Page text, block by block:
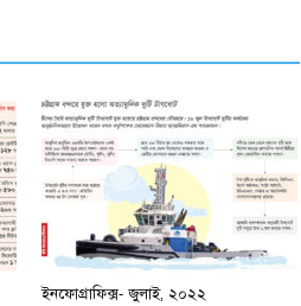
ইনফোগ্রাফিক্স- জুলাই, ২০২২